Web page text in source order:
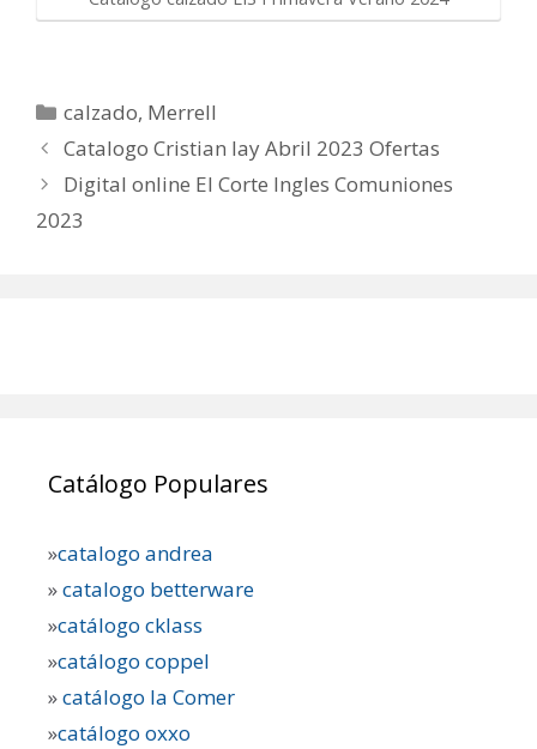
Categorías
calzado, Merrell
Catalogo Cristian lay Abril 2023 Ofertas
Digital online El Corte Ingles Comuniones
2023
Catálogo Populares
»catalogo andrea
»catalogo betterware
»catálogo cklass
»catálogo coppel
»catálogo la Comer
»catálogo oxxo